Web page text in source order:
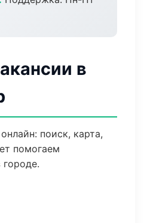
в
поиск, карта,
помогаем
городе.